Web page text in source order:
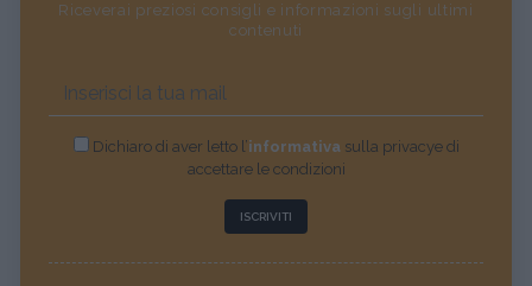
Riceverai preziosi consigli e informazioni sugli ultimi
contenuti
Dichiaro di aver letto l’informativasulla privacye di
accettare le condizioni
ISCRIVITI